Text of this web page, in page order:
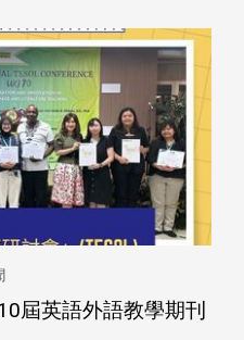
屆英語外語教學期刊